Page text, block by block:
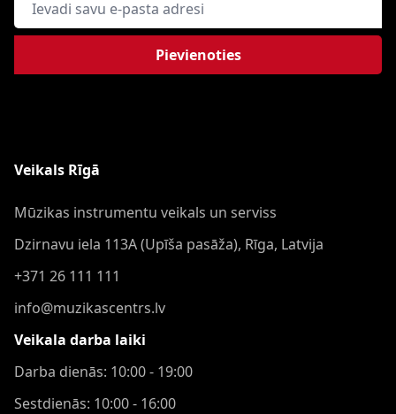
Pievienoties
Veikals Rīgā
Mūzikas instrumentu veikals un serviss
Dzirnavu iela 113A (Upīša pasāža), Rīga, Latvija
+371 26 111 111
info@muzikascentrs.lv
Veikala darba laiki
Darba dienās: 10:00 - 19:00
Sestdienās: 10:00 - 16:00